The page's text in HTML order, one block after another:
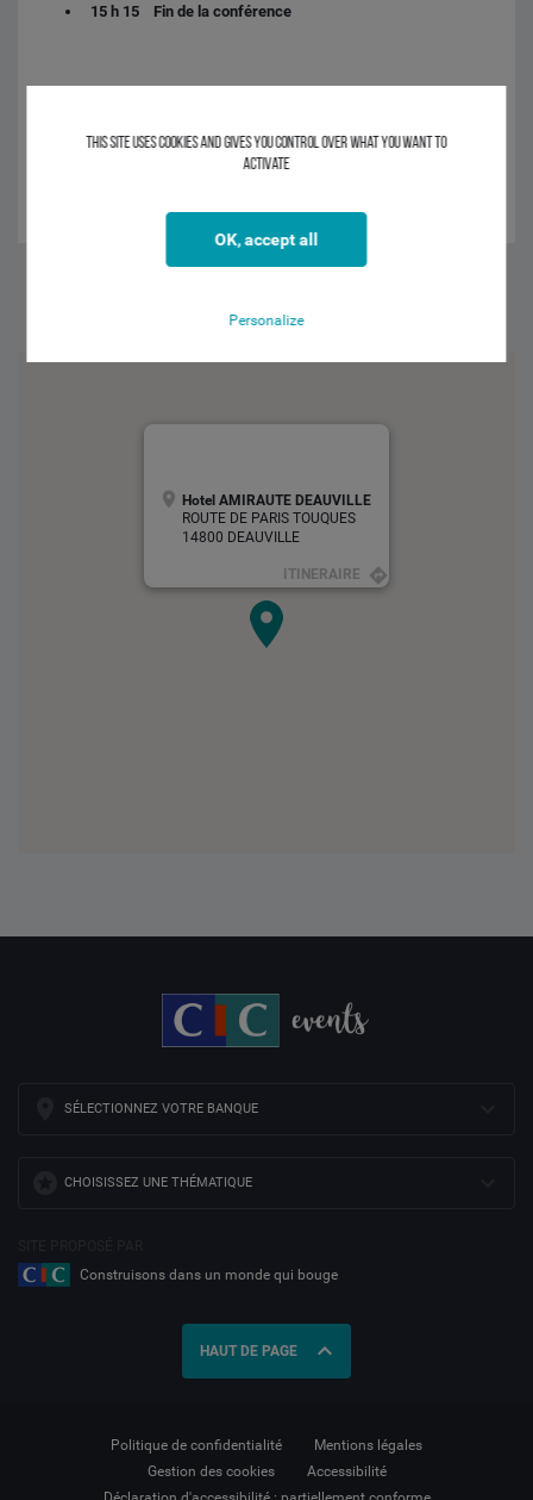
15 h 15
Fin de la conférence
Alexandru DUMITRESCU - CIC BUCAREST - Roumanie
Barbara KUCHARCZYK - CIC Varsovie - POLOGNE
Hotel AMIRAUTE DEAUVILLE
ROUTE DE PARIS TOUQUES
14800 DEAUVILLE
ITINERAIRE
SÉLECTIONNEZ VOTRE BANQUE
CHOISISSEZ UNE THÉMATIQUE
Construisons dans un monde qui bouge
HAUT DE PAGE expand_less
Politique de confidentialité
Mentions légales
Gestion des cookies
Accessibilité
This site uses cookies and gives you control over what you want to
activate
OK, accept all
Personalize